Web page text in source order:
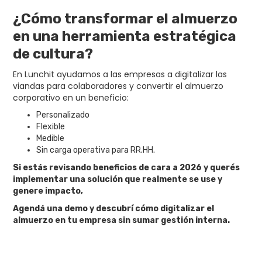
¿Cómo transformar el almuerzo
en una herramienta estratégica
de cultura?
En Lunchit ayudamos a las empresas a digitalizar las
viandas para colaboradores y convertir el almuerzo
corporativo en un beneficio:
Personalizado
Flexible
Medible
Sin carga operativa para RR.HH.
Si estás revisando beneficios de cara a 2026 y querés
implementar una solución que realmente se use y
genere impacto,
Agendá una demo y descubrí cómo digitalizar el
almuerzo en tu empresa sin sumar gestión interna.